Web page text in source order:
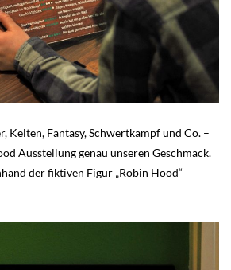
Kelten, Fantasy, Schwertkampf und Co. –
Ausstellung genau unseren Geschmack.
der fiktiven Figur „Robin Hood“